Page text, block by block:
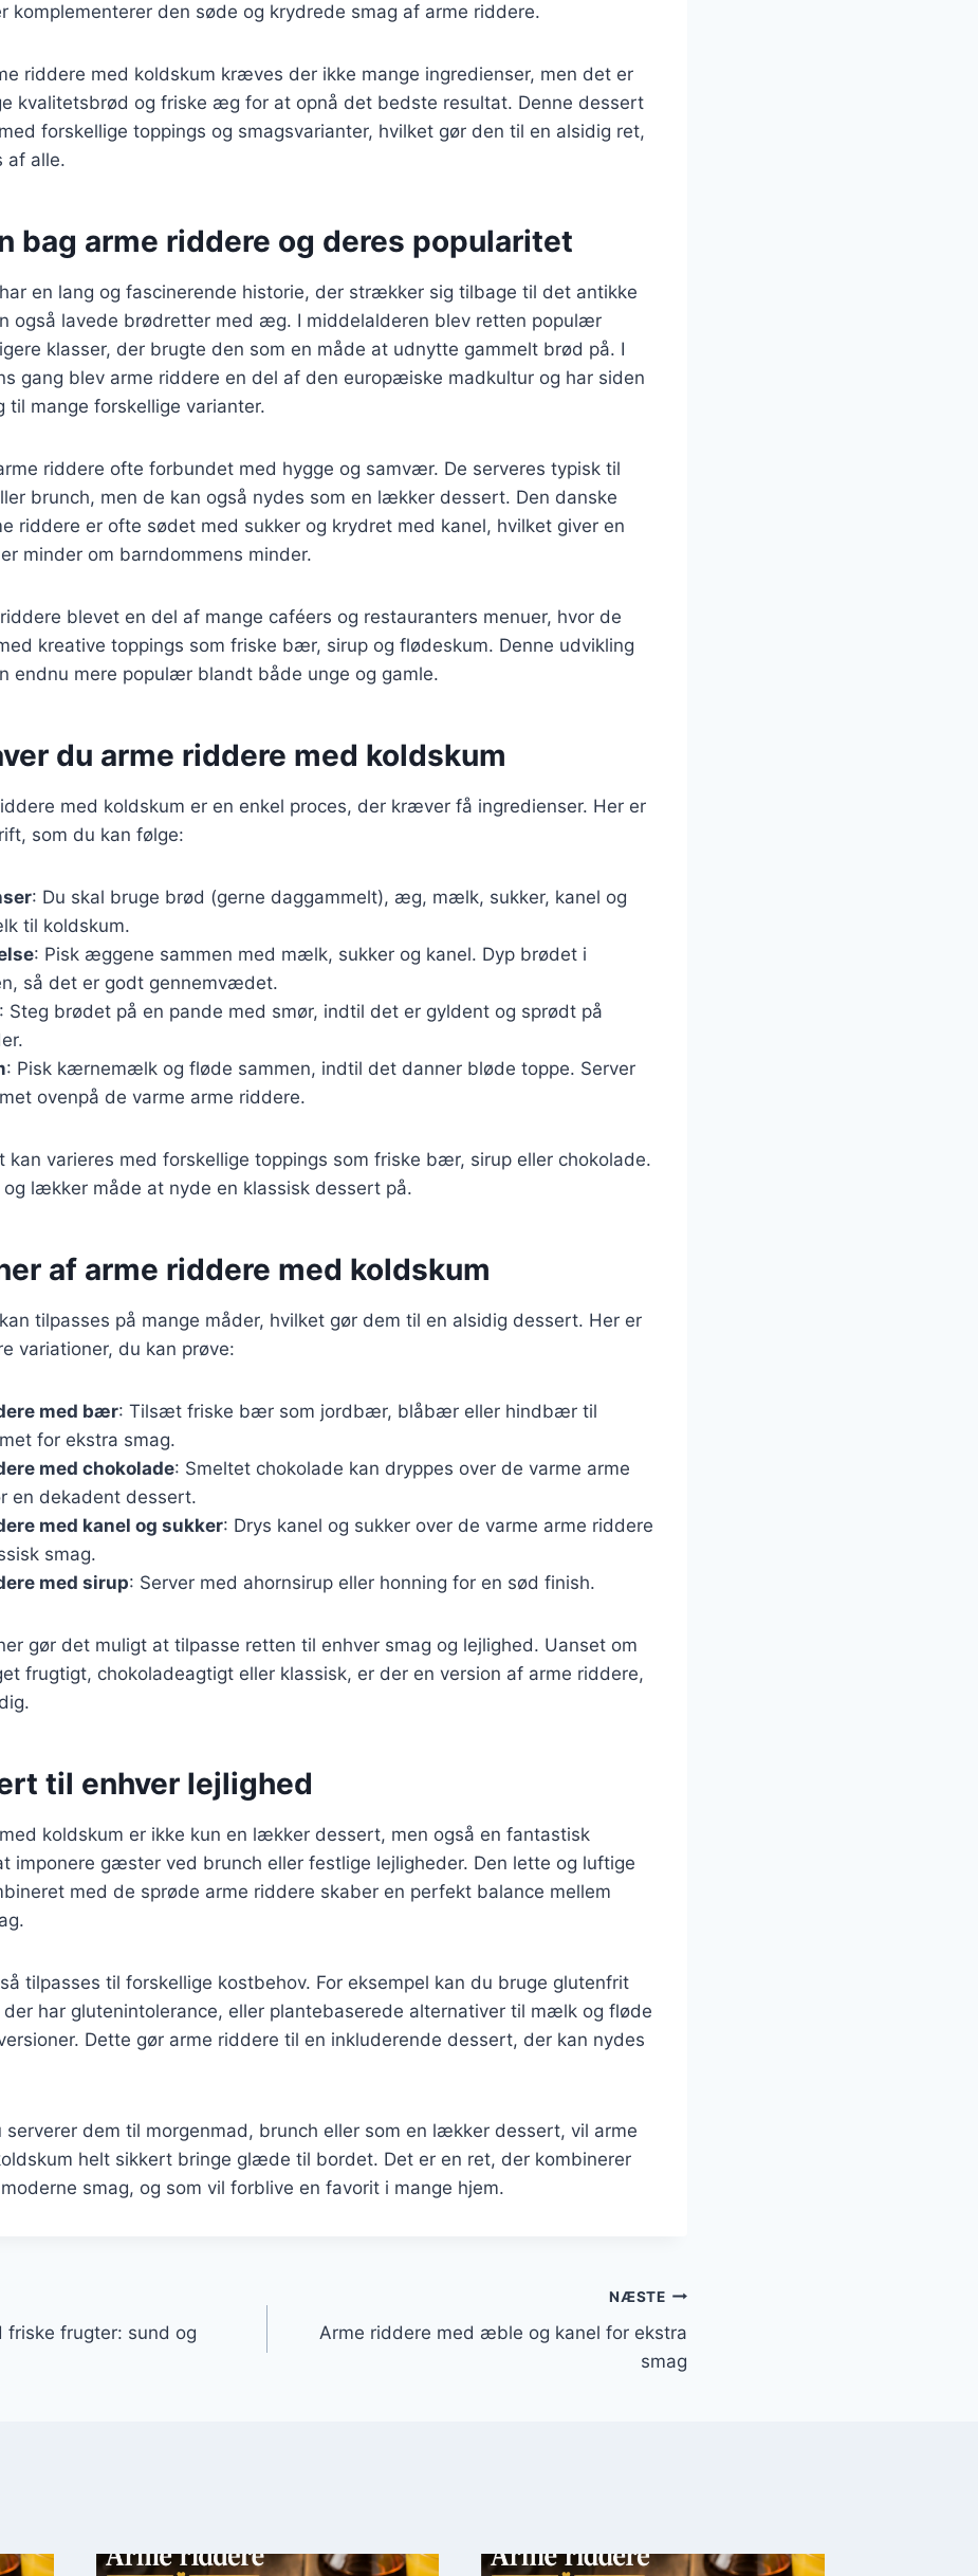
komplementerer den søde og krydrede smag af arme riddere.
riddere med koldskum kræves der ikke mange ingredienser, men det er
kvalitetsbrød og friske æg for at opnå det bedste resultat. Denne dessert
forskellige toppings og smagsvarianter, hvilket gør den til en alsidig ret,
af alle.
bag arme riddere og deres popularitet
en lang og fascinerende historie, der strækker sig tilbage til det antikke
også lavede brødretter med æg. I middelalderen blev retten populær
klasser, der brugte den som en måde at udnytte gammelt brød på. I
gang blev arme riddere en del af den europæiske madkultur og har siden
til mange forskellige varianter.
riddere ofte forbundet med hygge og samvær. De serveres typisk til
brunch, men de kan også nydes som en lækker dessert. Den danske
riddere er ofte sødet med sukker og krydret med kanel, hvilket giver en
minder om barndommens minder.
blevet en del af mange caféers og restauranters menuer, hvor de
kreative toppings som friske bær, sirup og flødeskum. Denne udvikling
endnu mere populær blandt både unge og gamle.
du arme riddere med koldskum
med koldskum er en enkel proces, der kræver få ingredienser. Her er
som du kan følge:
: Du skal bruge brød (gerne daggammelt), æg, mælk, sukker, kanel og
til koldskum.
: Pisk æggene sammen med mælk, sukker og kanel. Dyp brødet i
så det er godt gennemvædet.
: Steg brødet på en pande med smør, indtil det er gyldent og sprødt på
: Pisk kærnemælk og fløde sammen, indtil det danner bløde toppe. Server
ovenpå de varme arme riddere.
kan varieres med forskellige toppings som friske bær, sirup eller chokolade.
og lækker måde at nyde en klassisk dessert på.
af arme riddere med koldskum
tilpasses på mange måder, hvilket gør dem til en alsidig dessert. Her er
variationer, du kan prøve:
med bær: Tilsæt friske bær som jordbær, blåbær eller hindbær til
for ekstra smag.
med chokolade: Smeltet chokolade kan dryppes over de varme arme
en dekadent dessert.
med kanel og sukker: Drys kanel og sukker over de varme arme riddere
smag.
med sirup: Server med ahornsirup eller honning for en sød finish.
gør det muligt at tilpasse retten til enhver smag og lejlighed. Uanset om
frugtigt, chokoladeagtigt eller klassisk, er der en version af arme riddere,
til enhver lejlighed
koldskum er ikke kun en lækker dessert, men også en fantastisk
imponere gæster ved brunch eller festlige lejligheder. Den lette og luftige
med de sprøde arme riddere skaber en perfekt balance mellem
tilpasses til forskellige kostbehov. For eksempel kan du bruge glutenfrit
har glutenintolerance, eller plantebaserede alternativer til mælk og fløde
Dette gør arme riddere til en inkluderende dessert, der kan nydes
serverer dem til morgenmad, brunch eller som en lækker dessert, vil arme
helt sikkert bringe glæde til bordet. Det er en ret, der kombinerer
smag, og som vil forblive en favorit i mange hjem.
friske frugter: sund og
NÆSTE
Arme riddere med æble og kanel for ekstra
smag